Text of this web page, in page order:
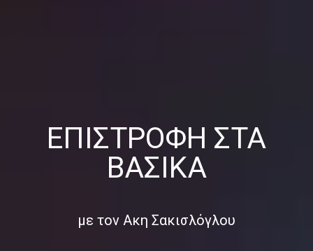
ΕΠΙΣΤΡΟΦΉ ΣΤΑ
ΒΑΣΙΚΆ
με τον Ακη Σακισλόγλου